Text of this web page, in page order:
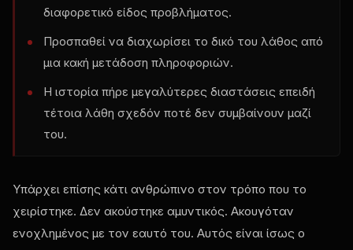
διαφορετικό είδος προβλήματος.
Προσπαθεί να διαχωρίσει το δικό του λάθος από
μια κακή μετάδοση πληροφοριών.
Η ιστορία πήρε μεγαλύτερες διαστάσεις επειδή
τέτοια λάθη σχεδόν ποτέ δεν συμβαίνουν μαζί
του.
Υπάρχει επίσης κάτι ανθρώπινο στον τρόπο που το
χειρίστηκε. Δεν ακούστηκε αμυντικός. Ακουγόταν
ενοχλημένος με τον εαυτό του. Αυτός είναι ίσως ο